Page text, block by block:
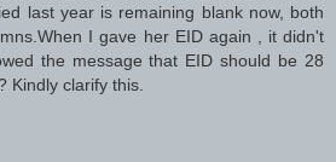
last year is remaining blank now, both
I gave her EID again , it didn't
the message that EID should be 28
Kindly clarify this.